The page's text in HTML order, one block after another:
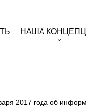
НАША
2017 года об